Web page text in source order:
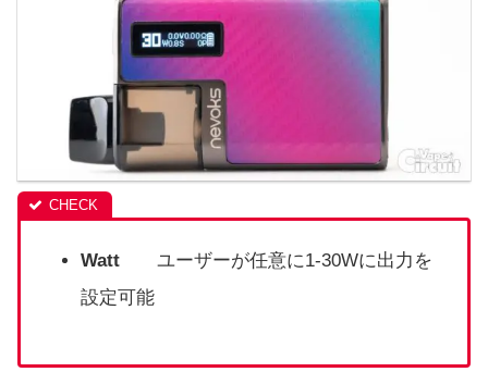
Wattユーザーが任意に1-30Wに出力を
設定可能